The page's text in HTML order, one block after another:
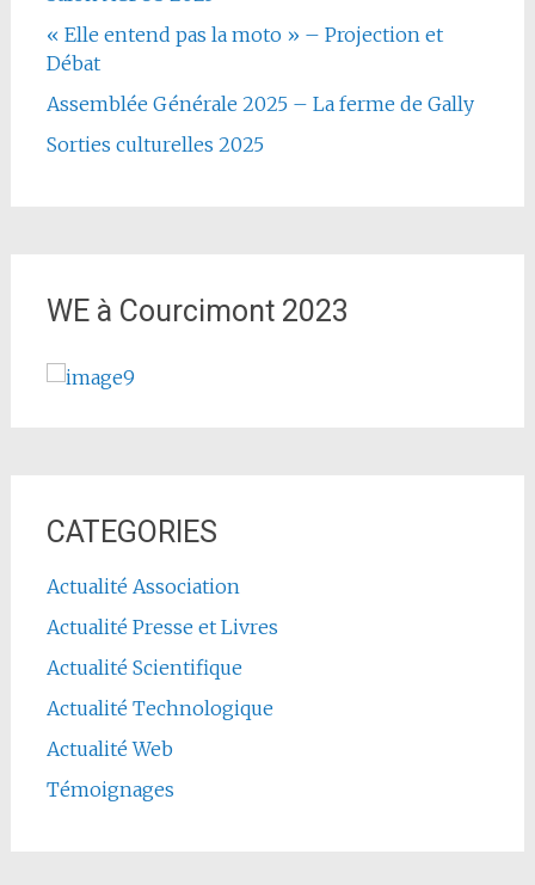
« Elle entend pas la moto » – Projection et
Débat
Assemblée Générale 2025 – La ferme de Gally
Sorties culturelles 2025
WE à Courcimont 2023
CATEGORIES
Actualité Association
Actualité Presse et Livres
Actualité Scientifique
Actualité Technologique
Actualité Web
Témoignages